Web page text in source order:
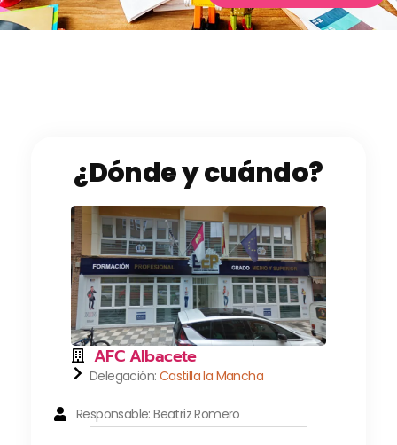
¿Dónde y cuándo?
AFC Albacete
Delegación: Castilla la Mancha
Responsable: Beatriz Romero